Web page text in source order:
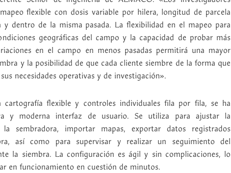
flexible con dosis variable por hilera, longitud de parcela
y dentro de la misma pasada. La flexibilidad en el mapeo para
geográficas del campo y la capacidad de probar más
en el campo en menos pasadas permitirá una mayor
y la posibilidad de que cada cliente siembre de la forma que
necesidades operativas y de investigación».
cartografía flexible y controles individuales fila por fila, se ha
y moderna interfaz de usuario. Se utiliza para ajustar la
sembradora, importar mapas, exportar datos registrados
así como para supervisar y realizar un seguimiento del
la siembra. La configuración es ágil y sin complicaciones, lo
en funcionamiento en cuestión de minutos.